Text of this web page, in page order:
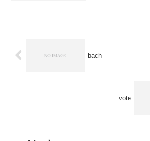
bach
vote